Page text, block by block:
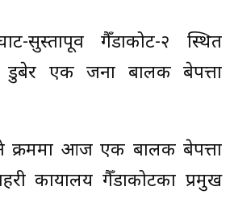
सुस्तापूर्व गैँडाकोट-२ स्थित
डुबेर एक जना बालक बेपत्ता
क्रममा आज एक बालक बेपत्ता
कार्यालय गैँडाकोटका प्रमुख